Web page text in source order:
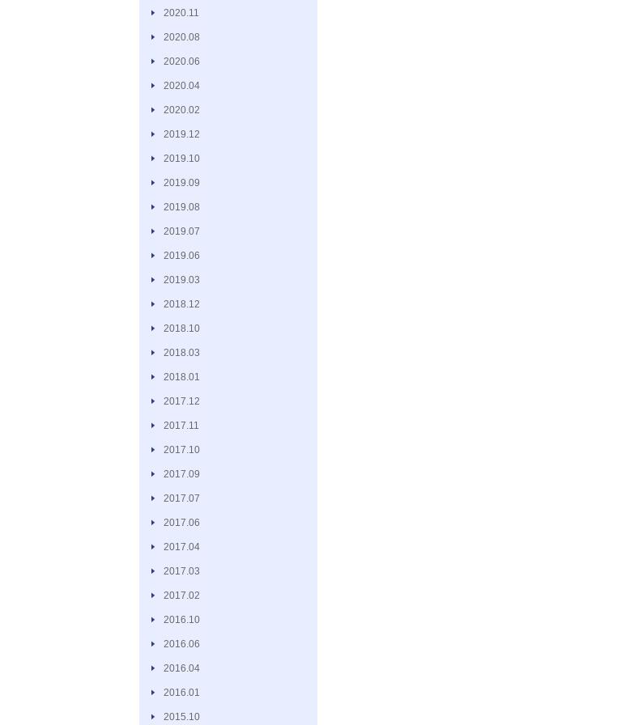
2020.11
2020.08
2020.06
2020.04
2020.02
2019.12
2019.10
2019.09
2019.08
2019.07
2019.06
2019.03
2018.12
2018.10
2018.03
2018.01
2017.12
2017.11
2017.10
2017.09
2017.07
2017.06
2017.04
2017.03
2017.02
2016.10
2016.06
2016.04
2016.01
2015.10